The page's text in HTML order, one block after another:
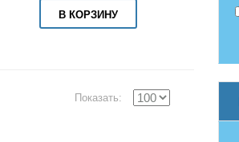
В КОРЗИНУ
Показать: